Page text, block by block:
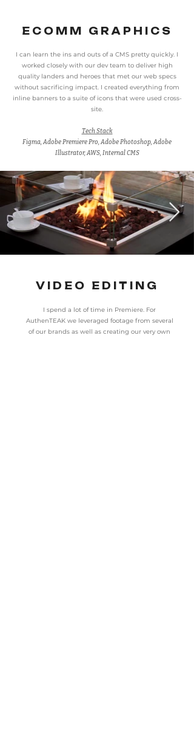
ECOMM GRAPHICS
I can learn the ins and outs of a CMS pretty quickly. I
worked closely with our dev team to deliver high
quality landers and heroes that met our web specs
without sacrificing impact. I created everything from
inline banners to a suite of icons that were used cross-
site.
Tech Stack
Figma, Adobe Premiere Pro, Adobe Photoshop, Adobe
Illustrator, AWS, Internal CMS
VIDEO EDITING
I spend a lot of time in Premiere. For
AuthenTEAK we leveraged footage from several
of our brands as well as creating our very own